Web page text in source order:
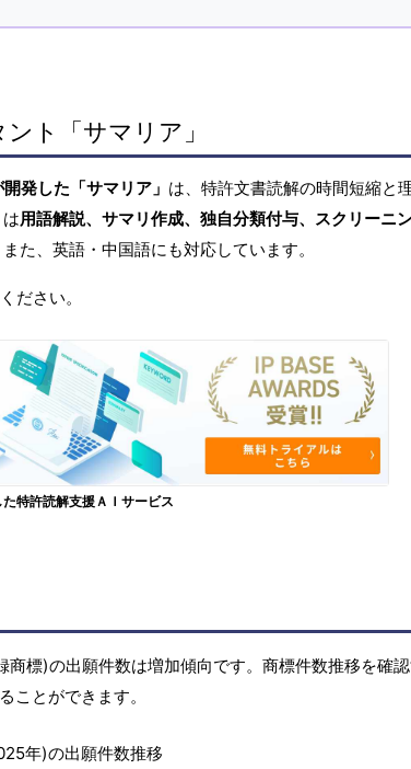
ト「サマリア」
発した「サマリア」 は、特許文書読解の時間短縮と
用語解説、サマリ作成、独自分類付与、スクリーニ
た、英語・中国語にも対応しています。
ださい。
た特許読解支援ＡＩサービス
標)の出願件数は増加傾向です。商標件数推移を確
ことができます。
年)の出願件数推移